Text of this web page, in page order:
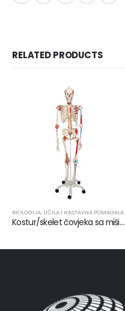
RELATED PRODUCTS
BIOLOGIJA, UČILA I NASTAVNA POMAGALA
Kostur/skelet čovjeka sa mišićima i ligamentima